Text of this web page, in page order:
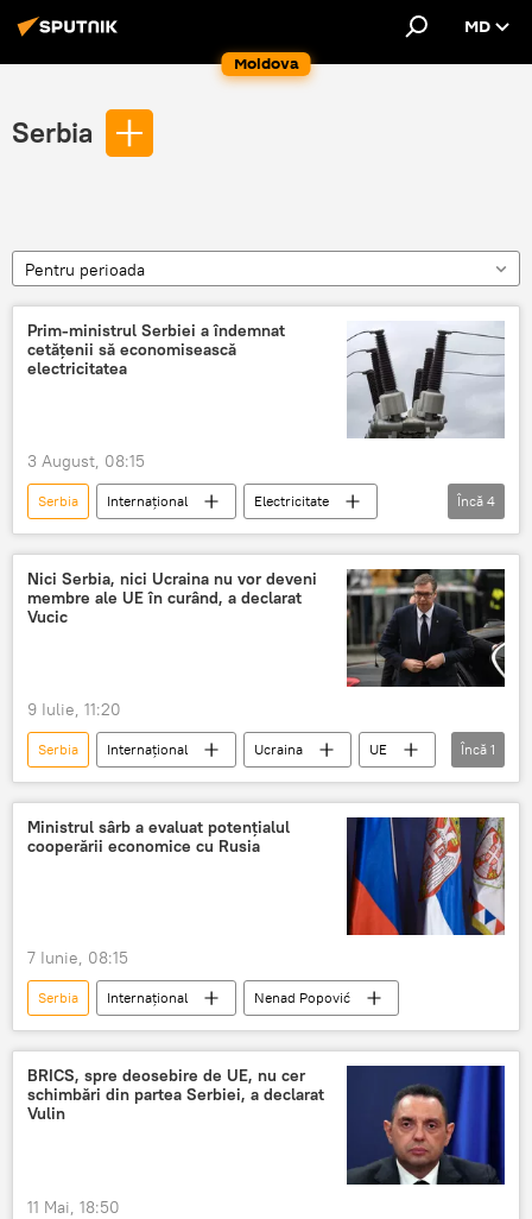
Moldova
MD
Serbia
Pentru perioada
Prim-ministrul Serbiei a îndemnat
cetățenii să economisească
electricitatea
3 August, 08:15
Serbia Internațional
Electricitate
Economie
Dunărea
Apă
nivelul apei
Încă 4
Nici Serbia, nici Ucraina nu vor deveni
membre ale UE în curând, a declarat
Vucic
9 Iulie, 11:20
Serbia Internațional Ucraina
UE
Aleksandar Vucic
Încă 1
Ministrul sârb a evaluat potențialul
cooperării economice cu Rusia
7 Iunie, 08:15
Serbia Internațional Nenad Popović
BRICS, spre deosebire de UE, nu cer
schimbări din partea Serbiei, a declarat
Vulin
11 Mai, 18:50